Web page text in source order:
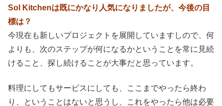
Sol Kitchenは既にかなり人気になりましたが、今後の目
標は？
今現在も新しいプロジェクトを展開していますしので、何
よりも、次のステップが何になるかということを常に見続
けること、探し続けることが大事だと思っています。
料理にしてもサービスにしても、ここまでやったら終わ
り、ということはないと思うし、これをやったら他は必要